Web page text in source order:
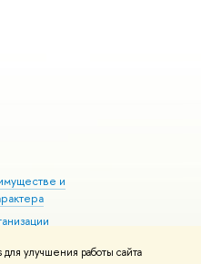
улучшения работы сайта
и
здоровья